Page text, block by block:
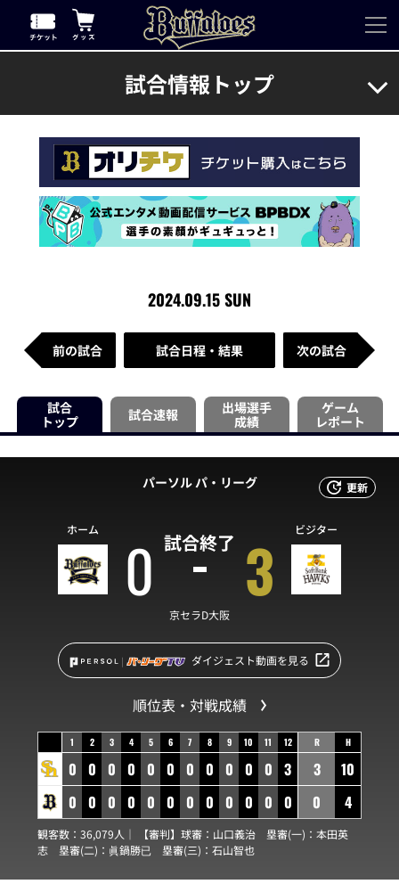
試合情報トップ
2024.09.15 SUN
前の試合 試合日程・結果 次の試合
試合
トップ
試合速報
出場選手
成績
ゲーム
レポート
更新
パーソル パ・リーグ
試合終了
ホーム 0 3 ビジター
京セラD大阪
ダイジェスト動画を見る
順位表・対戦成績
1 2 3 4 5 6 7 8 9 10 11 12
0 0 0 0 0 0 0 0 0 0 0 3
0 0 0 0 0 0 0 0 0 0 0 0
R H
3
10
0
4
観客数：36,079人｜ 【審判】球審： 山口義治 塁審(一)： 本田英
志 塁審(二)： 眞鍋勝已 塁審(三)： 石山智也